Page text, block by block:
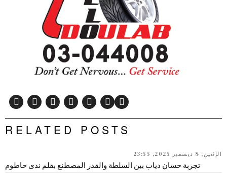
RELATED POSTS
الإثنين, 8 ديسمبر 2025, 23:55
تجربة حسان دياب بين السلطة والقدر المصطنع بقلم ندى حاطوم